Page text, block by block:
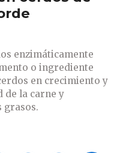
enzimáticamente
o ingrediente
en crecimiento y
de la carne y
grasos.